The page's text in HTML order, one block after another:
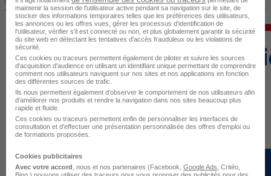
maintenir la session de l'utilisateur active pendant sa navigation sur le site, de
stocker des informations temporaires telles que les préférences des utilisateurs,
les annonces ou les offres vues, gérer les processus d'identification de
l'utilisateur, vérifier s'il est connecté ou non, et plus globalement garantir la sécurité
du site web en détectant les tentatives d'accès frauduleux ou les violations de
sécurité.
Ces cookies ou traceurs permettent également de piloter et suivre les sources
d'acquisition d'audience en utilisant un identifiant unique permettant de comprendre
comment nos utilisateurs naviguent sur nos sites et nos applications en fonction
des différentes sources de trafic.
Ils nous permettent également d’observer le comportement de nos utilisateurs afin
d'améliorer nos produits et rendre la navigation dans nos sites beaucoup plus
rapide et fluide.
Ces cookies ou traceurs permettent enfin de personnaliser les interfaces de
consultation et d'effectuer une présentation personnalisée des offres d'emploi ou
de formations proposées.
Cookies publicitaires
Avec votre accord , nous et nos partenaires (Facebook, Google Ads , Critéo,